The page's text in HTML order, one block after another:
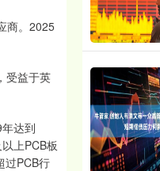
商。2025
受益于英
达到
上PCB板
过PCB行